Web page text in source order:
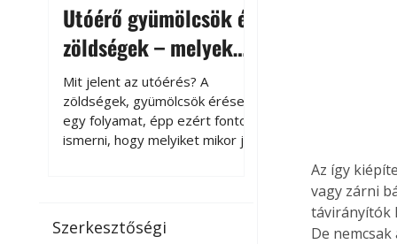
Utóérő gyümölcsök és
zöldségek – melyek
érnek tovább leszedés
után?
Mit jelent az utóérés? A
zöldségek, gyümölcsök érése
egy folyamat, épp ezért fontos
ismerni, hogy melyiket mikor jó
paradicsomot sokszor
gazdasági érettségben, azaz
Szerkesztőségi
Az így
vagy zárni
távirányítók
De